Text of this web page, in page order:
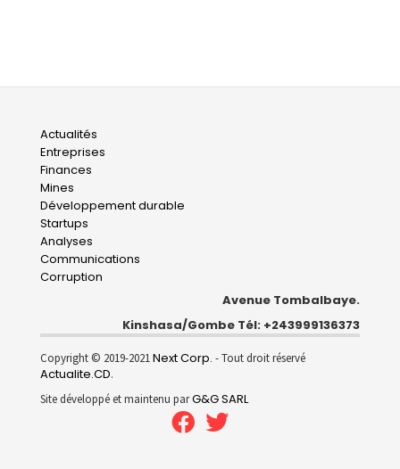
Main
navigation
Actualités
Entreprises
Finances
Mines
Développement durable
Startups
Analyses
Communications
Corruption
Avenue Tombalbaye.
Kinshasa/Gombe Tél: +243999136373
Copyright © 2019-2021Next Corp. - Tout droit réservé
Actualite.CD.
Site développé et maintenu parG&G SARL